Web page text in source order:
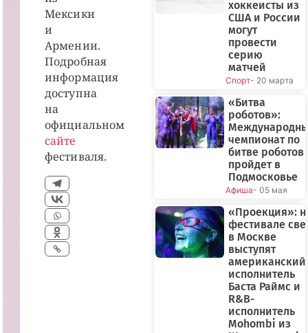
Мексики
и
Армении.
Подробная
информация
доступна
на
официальном
сайте
фестиваля.
хоккеисты из
США и России
могут
провести
серию
матчей
Спорт- 20 марта
«Битва
роботов»:
чемпионат по
битве роботов
пройдет в
Подмосковье
Афиша- 05 мая
«Проекция»:
фестивале
в Москве
выступят
американский
исполнитель
Баста Раймс и
R&B-
исполнитель
Mohombi из